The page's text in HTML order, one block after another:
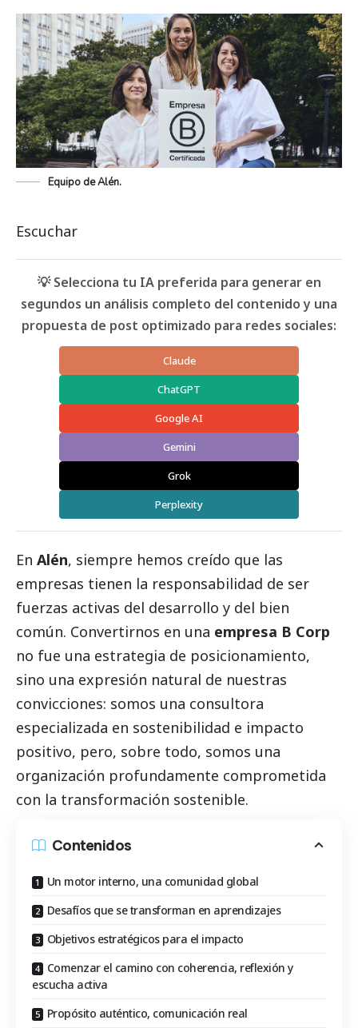
Equipo de Alén.
Escuchar
💡 Selecciona tu IA preferida para generar en
segundos un análisis completo del contenido y una
propuesta de post optimizado para redes sociales:
Claude
ChatGPT
Google AI
Gemini
Grok
Perplexity
En Alén, siempre hemos creído que las
empresas tienen la responsabilidad de ser
fuerzas activas del desarrollo y del bien
común. Convertirnos en una empresa B Corp
no fue una estrategia de posicionamiento,
sino una expresión natural de nuestras
convicciones: somos una consultora
especializada en sostenibilidad e impacto
positivo, pero, sobre todo, somos una
organización profundamente comprometida
con la transformación sostenible.
Contenidos
Un motor interno, una comunidad global
Desafíos que se transforman en aprendizajes
Objetivos estratégicos para el impacto
Comenzar el camino con coherencia, reflexión y
escucha activa
Propósito auténtico, comunicación real